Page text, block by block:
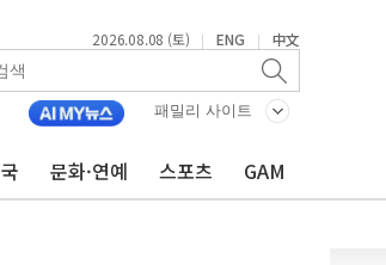
2026.08.08 (토) | ENG | 中文
패밀리 사이트
문화·연예 스포츠 GAM